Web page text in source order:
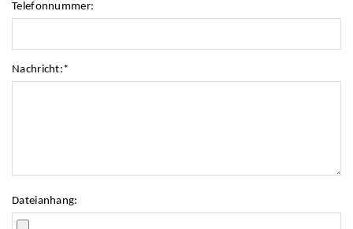
Telefonnummer:
Nachricht:*
Dateianhang: